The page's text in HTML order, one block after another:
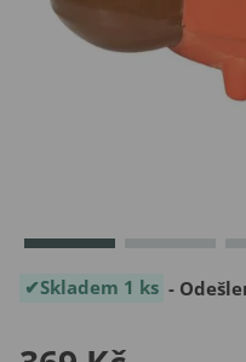
Skladem 1 ks -